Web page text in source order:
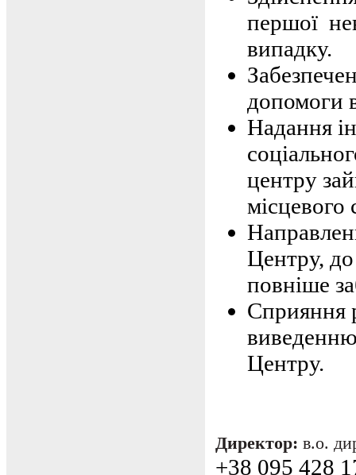
першої
випадку.
допомоги
Надання
центру
місцевого
Центру,
повніше
Сприяння
виведенню
Центру.
Директор: в.о.
+38 095 428